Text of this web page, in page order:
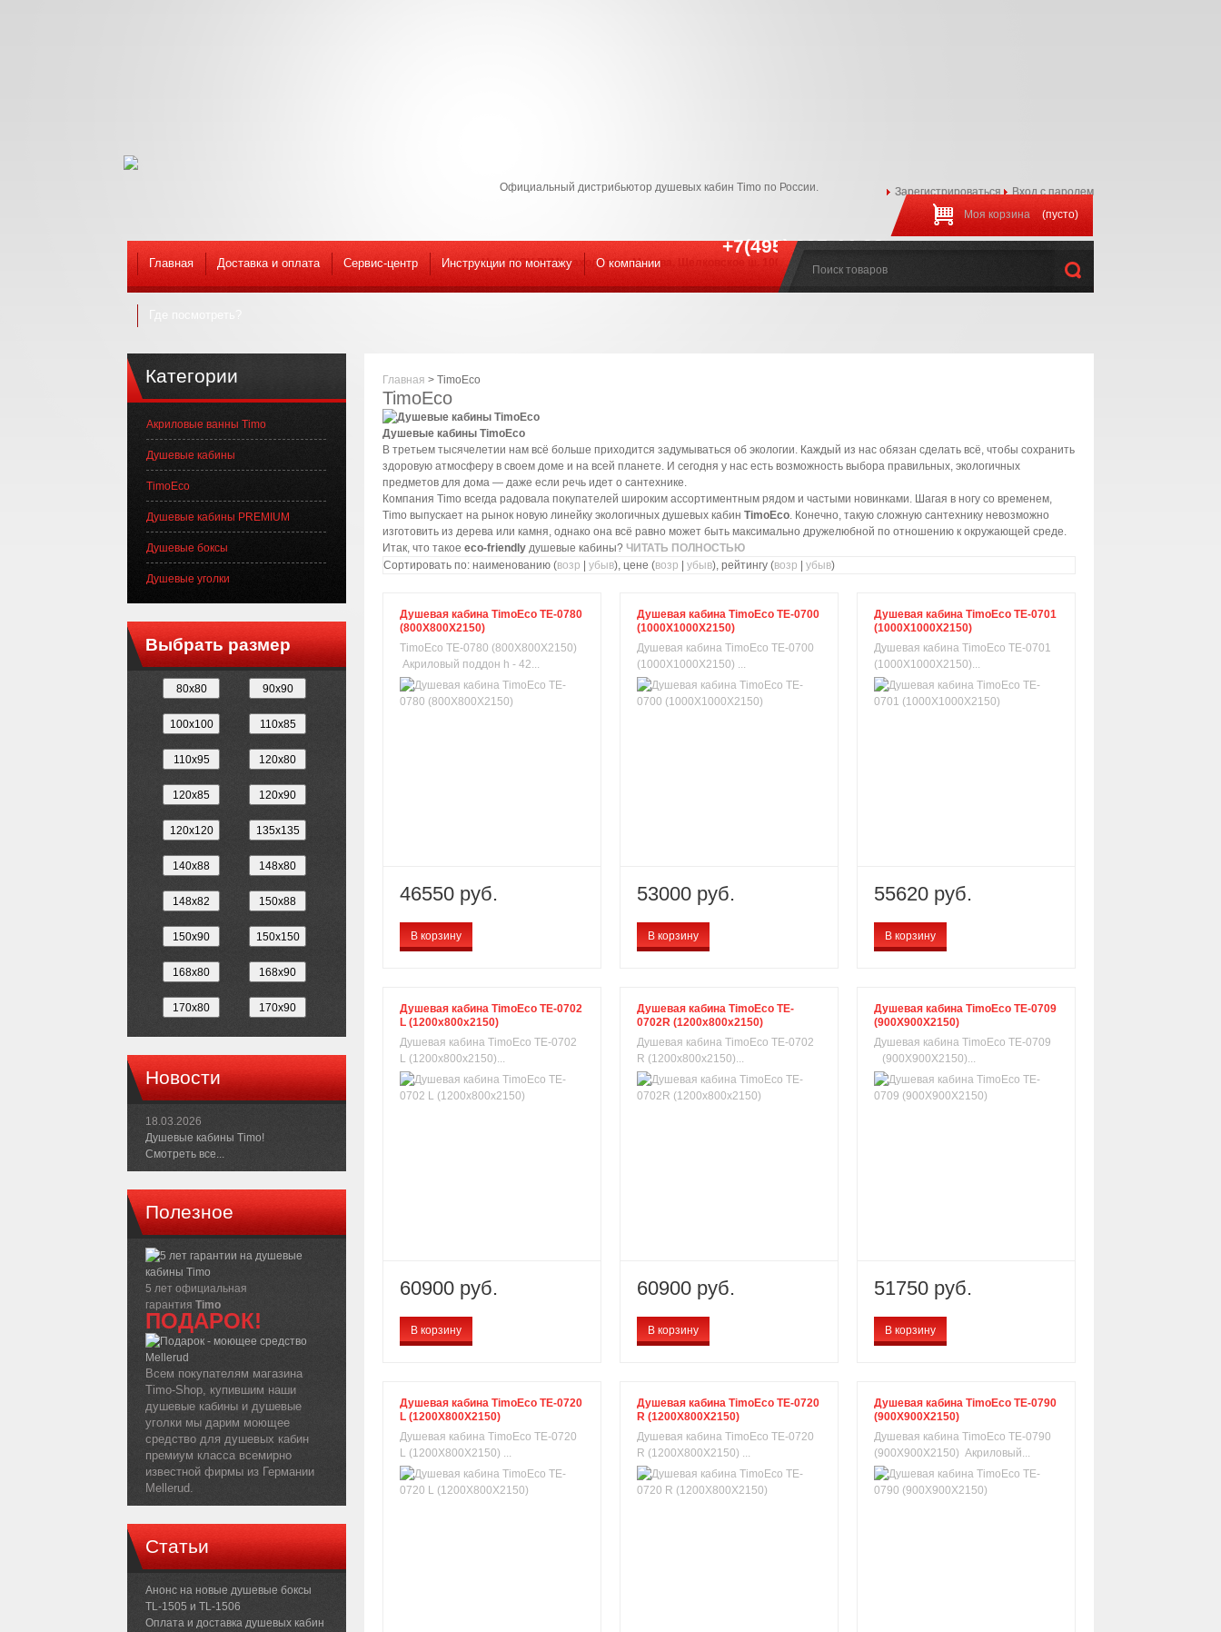
Зарегистрироваться Вход с паролем
Официальный дистрибьютор душевых кабин Timo по России.
Моя корзина (пусто)
+7(495) 997-44-22
Наш ШОУ-РУМ! находится : Москва, Щелковское ш. 100к1 С 09:00 до 20:00
Главная Доставка и оплата Сервис-центр Инструкции по монтажу O компании
Главная > TimoEco
TimoEco
Душевые кабины TimoEco
В третьем тысячелетии нам всё больше приходится задумываться об экологии. Каждый из нас обязан сделать всё, чтобы сохранить
здоровую атмосферу в своем доме и на всей планете. И сегодня у нас есть возможность выбора правильных, экологичных
предметов для дома — даже если речь идет о сантехнике.
Компания Timo всегда радовала покупателей широким ассортиментным рядом и частыми новинками. Шагая в ногу со временем,
Timo выпускает на рынок новую линейку экологичных душевых кабин TimoEco. Конечно, такую сложную сантехнику невозможно
изготовить из дерева или камня, однако она всё равно может быть максимально дружелюбной по отношению к окружающей среде.
Итак, что такое eco-friendly душевые кабины? ЧИТАТЬ ПОЛНОСТЬЮ
Сортировать по: наименованию (возр убыв), цене (возр убыв), рейтингу (возр убыв)
Душевая кабина TimoEco TE-0780
(800X800X2150)
TimoEco TE-0780 (800X800X2150)
Акриловый поддон h - 42...
46550 руб.
В корзину
Душевая кабина TimoEco TE-0700
(1000X1000X2150)
Душевая кабина TimoEco TE-0700
(1000X1000X2150) ...
53000 руб.
В корзину
Душевая кабина TimoEco TE-0701
(1000X1000X2150)
Душевая кабина TimoEco TE-0701
(1000X1000X2150)...
55620 руб.
В корзину
Душевая кабина TimoEco TE-0702
L (1200x800x2150)
Душевая кабина TimoEco TE-0702
L (1200x800x2150)...
60900 руб.
В корзину
Душевая кабина TimoEco TE-
0702R (1200x800x2150)
Душевая кабина TimoEco TE-0702
R (1200x800x2150)...
60900 руб.
В корзину
Душевая кабина TimoEco TE-0709
(900X900X2150)
Душевая кабина TimoEco TE-0709
(900X900X2150)...
51750 руб.
В корзину
Душевая кабина TimoEco TE-0720
L (1200X800X2150)
Душевая кабина TimoEco TE-0720
L (1200X800X2150) ...
Душевая кабина TimoEco TE-0720
R (1200X800X2150)
Душевая кабина TimoEco TE-0720
R (1200X800X2150) ...
Душевая кабина TimoEco TE-0790
(900X900X2150)
Душевая кабина TimoEco TE-0790
(900X900X2150) Акриловый...
Категории
Акриловые ванны Timo
Душевые кабины
TimoEco
Душевые кабины PREMIUM
Душевые боксы
Душевые уголки
Выбрать размер
Новости
18.03.2026
Душевые кабины Timo!
Смотреть все...
Полезное
5 лет официальная
гарантия Timo
ПОДАРОК!
Всем покупателям магазина
Timo-Shop, купившим наши
душевые кабины и душевые
уголки мы дарим моющее
средство для душевых кабин
премиум класса всемирно
известной фирмы из Германии
Mellerud.
Статьи
Анонс на новые душевые боксы
TL-1505 и TL-1506
Оплата и доставка душевых кабин